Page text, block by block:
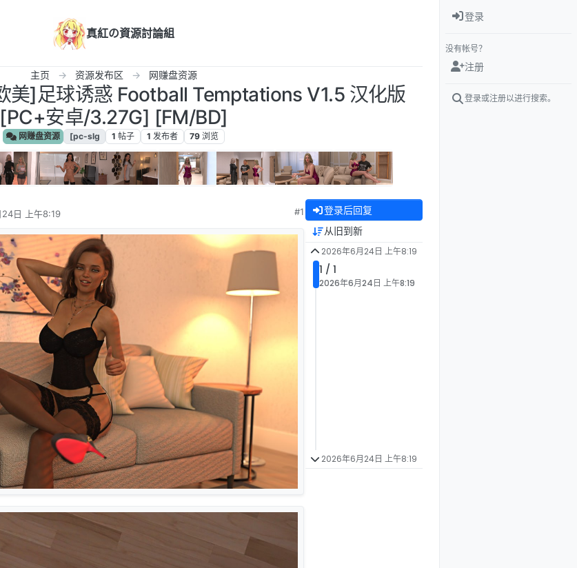
真紅の資源討論組
主页 资源发布区 网赚盘资源
美]足球诱惑 Football Temptations V1.5 汉化版
[PC+安卓/3.27G] [FM/BD]
网赚盘资源 [pc-slg 1 帖子 1 发布者 79 浏览
日 上午8:19 #1 登录后回复
从旧到新
2026年6月24日 上午8:19
1 / 1
2026年6月24日 上午8:19
2026年6月24日 上午8:19
登录
没有帐号？
注册
登录或注册以进行搜索。